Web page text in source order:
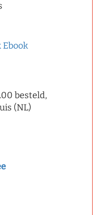
Ebook
besteld,
(NL)